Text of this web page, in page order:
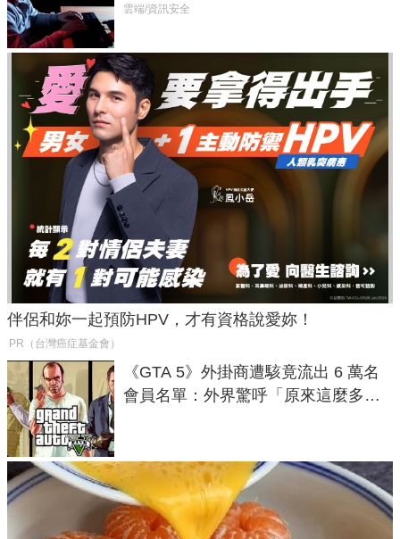
癱瘓全球！
雲端/資訊安全
伴侶和妳一起預防HPV，才有資格說愛妳！
PR（台灣癌症基金會）
《GTA 5》外掛商遭駭竟流出 6 萬名
會員名單：外界驚呼「原來這麼多人